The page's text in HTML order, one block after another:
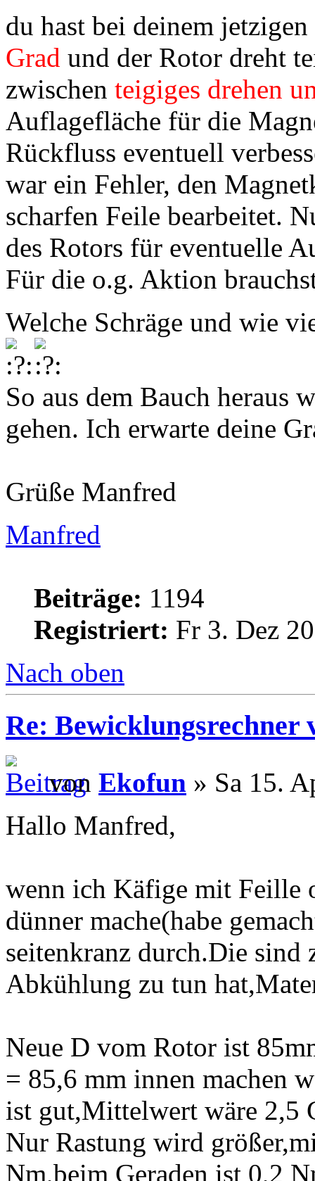
du hast bei deinem
Grad und der Rotor dreht
zwischen teigiges drehen
Auflagefläche für die
Rückfluss eventuell
war ein Fehler, den
scharfen Feile bearbeitet.
des Rotors für eventuelle
Für die o.g. Aktion
Welche Schräge und wie
So aus dem Bauch heraus
gehen. Ich erwarte deine
Grüße Manfred
Manfred
Beiträge: 1194
Registriert: Fr 3. Dez
Nach oben
Re: Bewicklungsrechner
von Ekofun » Sa 15.
Hallo Manfred,
wenn ich Käfige mit Feille
dünner mache(habe
seitenkranz durch.Die sind
Abkühlung zu tun
Neue D vom Rotor ist
= 85,6 mm innen machen
ist gut,Mittelwert wäre 2,5
Nur Rastung wird
Nm,beim Geraden ist 0,2